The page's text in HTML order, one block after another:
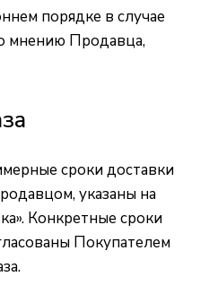
порядке в случае
мнению Продавца,
сроки доставки
указаны на
. Конкретные сроки
Покупателем